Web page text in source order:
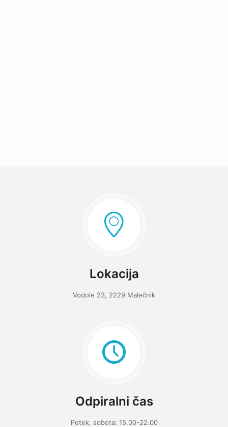
Lokacija
Vodole 23, 2229 Malečnik
Odpiralni čas
Petek, sobota: 15.00-22.00